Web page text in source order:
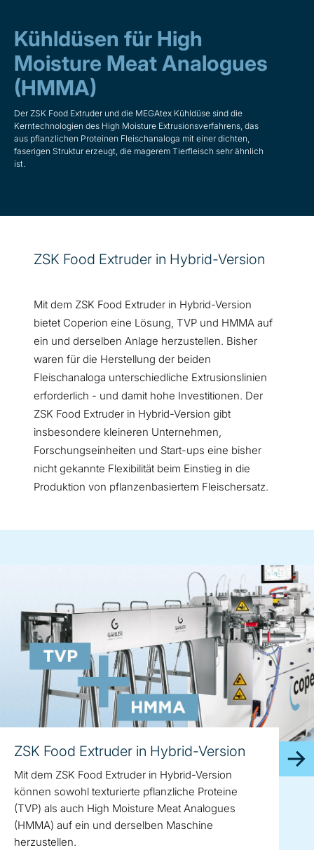
Kühldüsen für High
Moisture Meat Analogues
(HMMA)
Der ZSK Food Extruder und die MEGAtex Kühldüse sind die
Kerntechnologien des High Moisture Extrusionsverfahrens, das
aus pflanzlichen Proteinen Fleischanaloga mit einer dichten,
faserigen Struktur erzeugt, die magerem Tierfleisch sehr ähnlich
ist.
ZSK Food Extruder in Hybrid-Version
Mit dem ZSK Food Extruder in Hybrid-Version
bietet Coperion eine Lösung, TVP und HMMA auf
ein und derselben Anlage herzustellen. Bisher
waren für die Herstellung der beiden
Fleischanaloga unterschiedliche Extrusionslinien
erforderlich - und damit hohe Investitionen. Der
ZSK Food Extruder in Hybrid-Version gibt
insbesondere kleineren Unternehmen,
Forschungseinheiten und Start-ups eine bisher
nicht gekannte Flexibilität beim Einstieg in die
Produktion von pflanzenbasiertem Fleischersatz.
ZSK Food Extruder in Hybrid-Version
Mit dem ZSK Food Extruder in Hybrid-Version
können sowohl texturierte pflanzliche Proteine
(TVP) als auch High Moisture Meat Analogues
(HMMA) auf ein und derselben Maschine
herzustellen.